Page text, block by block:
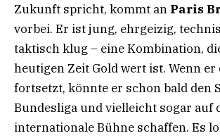
Zukunft spricht, kommt an Paris
vorbei. Er ist jung, ehrgeizig,
taktisch klug – eine Kombination,
heutigen Zeit Gold wert ist. Wenn er
fortsetzt, könnte er schon bald den
Bundesliga und vielleicht sogar auf
internationale Bühne schaffen. Es